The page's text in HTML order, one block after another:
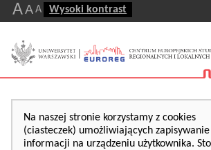
AA A Wysoki kontrast
Na naszej stronie korzystamy z cookies
(ciasteczek) umożliwiających zapisywanie
informacji na urządzeniu użytkownika.